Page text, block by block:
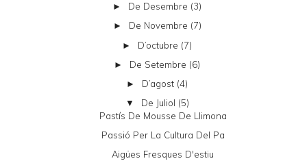
► De Desembre (3)
► De Novembre (7)
► D’octubre (7)
► De Setembre (6)
► D’agost (4)
▼ De Juliol (5)
Pastís De Mousse De Llimona
Passió Per La Cultura Del Pa
Aigües Fresques D'estiu